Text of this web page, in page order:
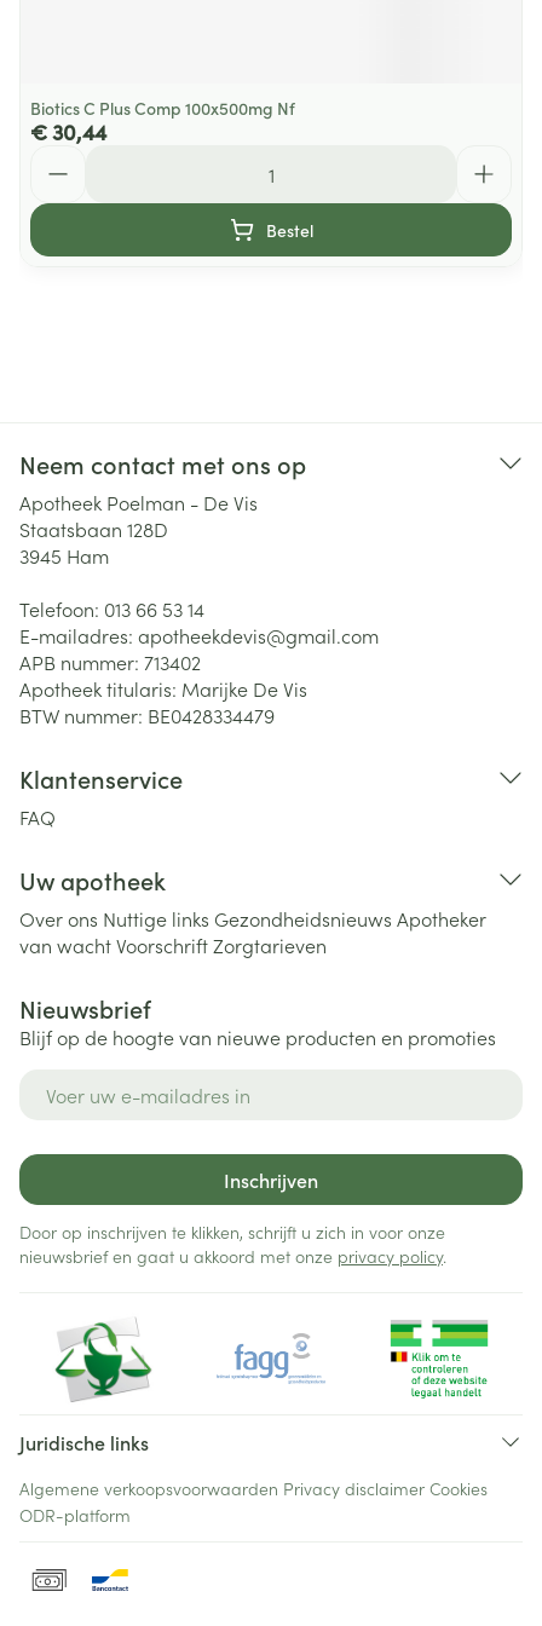
Biotics C Plus Comp 100x500mg Nf
€ 30,44
Bestel
Neem contact met ons op
Apotheek Poelman - De Vis
Staatsbaan 128D
3945 Ham
Telefoon: 013 66 53 14
E-mailadres: apotheekdevis@gmail.com
APB nummer: 713402
Apotheek titularis: Marijke De Vis
BTW nummer: BE0428334479
Klantenservice
FAQ
Uw apotheek
Over ons Nuttige links Gezondheidsnieuws Apotheker
van wachtVoorschriftZorgtarieven
Nieuwsbrief
Blijf op de hoogte van nieuwe producten en promoties
Inschrijven
Door op inschrijven te klikken, schrijft u zich in voor onze
nieuwsbrief en gaat u akkoord met onze privacy policy.
Juridische links
Algemene verkoopsvoorwaarden Privacy disclaimer Cookies
ODR-platform